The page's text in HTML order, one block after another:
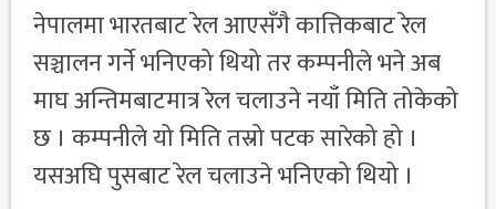
नेपालमा भारतबाट रेल आएसँगै कात्तिकबाट रेल
सञ्चालन गर्ने भनिएको थियो तर कम्पनीले भने अब
माघ अन्तिमबाटमात्र रेल चलाउने नयाँ मिति तोकेको
छ । कम्पनीले यो मिति तस्रो पटक सारेको हो ।
यसअघि पुसबाट रेल चलाउने भनिएको थियो ।